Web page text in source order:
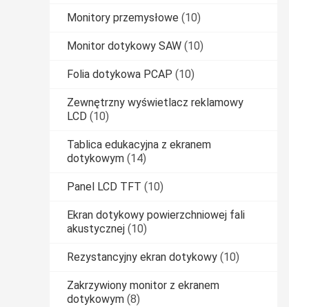
Monitory przemysłowe (10)
Monitor dotykowy SAW (10)
Folia dotykowa PCAP (10)
Zewnętrzny wyświetlacz reklamowy
LCD (10)
Tablica edukacyjna z ekranem
dotykowym (14)
Panel LCD TFT (10)
Ekran dotykowy powierzchniowej fali
akustycznej (10)
Rezystancyjny ekran dotykowy (10)
Zakrzywiony monitor z ekranem
dotykowym (8)